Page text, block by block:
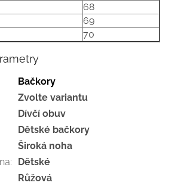
68
69
70
Bačkory
Zvolte variantu
Dívčí obuv
Dětské bačkory
Široká noha
: Dětské
Růžová